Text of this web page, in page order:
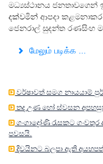
මධ්‍යස්ථානය ජනතාවගෙන්
දක්වමින්ආපදා
ජෙනරාල් සුදන්ත රණසිංහ
மேலும் படிக்க ...
වර්ෂාවත් සමග නායයාම්
තද උණ හෝ ස්වසන
ගංගාද්‍රෝණි රැසකට
පවසයි.
දිවයිනට බලපා ඇති